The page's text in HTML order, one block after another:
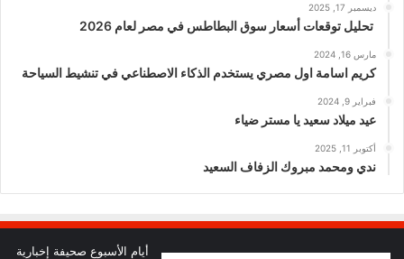
ديسمبر 17, 2025
تحليل توقعات أسعار سوق البطاطس في مصر لعام 2026
مارس 16, 2024
كريم اسامة اول مصري يستخدم الذكاء الاصطناعي في تنشيط السياحة
فبراير 9, 2024
عيد ميلاد سعيد يا مستر ضياء
أكتوبر 11, 2025
ندي ومحمد مبروك الزفاف السعيد
أيام الأسبوع صحيفة إخبارية